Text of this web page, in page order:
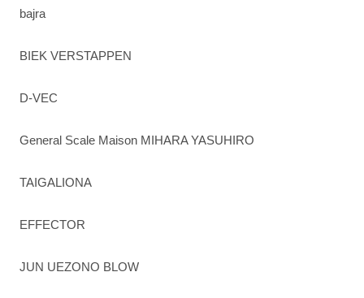
bajra
BIEK VERSTAPPEN
D-VEC
General Scale Maison MIHARA YASUHIRO
TAIGALIONA
EFFECTOR
JUN UEZONO BLOW